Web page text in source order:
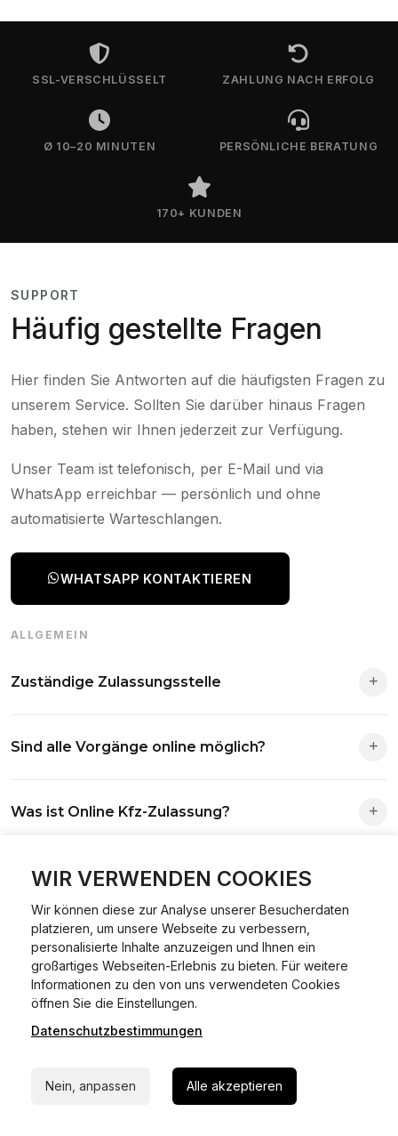
WIR VERWENDEN COOKIES
Wir können diese zur Analyse unserer Besucherdaten
platzieren, um unsere Webseite zu verbessern,
personalisierte Inhalte anzuzeigen und Ihnen ein
großartiges Webseiten-Erlebnis zu bieten. Für weitere
Informationen zu den von uns verwendeten Cookies
öffnen Sie die Einstellungen.
Datenschutzbestimmungen
Nein, anpassen Alle akzeptieren
SSL-VERSCHLÜSSELT ZAHLUNG NACH ERFOLG
Ø 10–20 MINUTEN PERSÖNLICHE BERATUNG
170+ KUNDEN
SUPPORT
Häufig gestellte Fragen
Hier finden Sie Antworten auf die häufigsten Fragen zu
unserem Service. Sollten Sie darüber hinaus Fragen
haben, stehen wir Ihnen jederzeit zur Verfügung.
Unser Team ist telefonisch, per E-Mail und via
WhatsApp erreichbar — persönlich und ohne
automatisierte Warteschlangen.
WHATSAPP KONTAKTIEREN
ALLGEMEIN
Zuständige Zulassungsstelle
Antrag wird automatisch an die richtige Stelle weitergeleitet.
Sind alle Vorgänge online möglich?
Abmeldungen für Fahrzeuge mit Erstzulassung vor dem
Was ist Online Kfz-Zulassung?
ummelden oder abmelden kannst – inklusive Dateneingabe,
Dokumentprüfung und Bezahlung.
Welche Vorteile gibt es?
Zeitersparnis, flexible Durchführung, kein Besuch der
Behörde notwendig.
Welche Unterlagen werden benötigt?
Fahrzeugbrief, Fahrzeugschein, Ausweis oder Reisepass,
Versicherungsnachweis, falls erforderlich TÜV-Bericht.
Wie sicher ist das Verfahren?
Kann ich mein Fahrzeug online ummelden oder
abmelden?